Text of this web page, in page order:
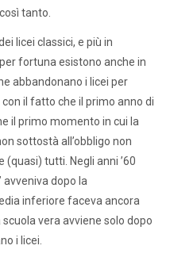
tanto.
licei classici, e più in
fortuna esistono anche in
abbandonano i licei per
il fatto che il primo anno di
il primo momento in cui la
sottostà all’obbligo non
tutti. Negli anni ’60
avveniva dopo la
inferiore faceva ancora
vera avviene solo dopo
i licei.